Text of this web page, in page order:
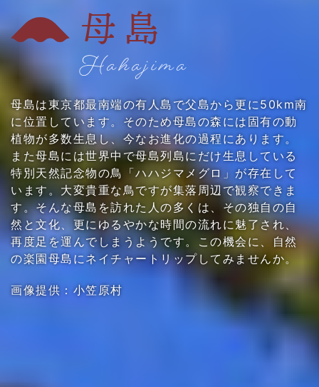
母島
Hahajima
母島は東京都最南端の有人島で父島から更に50km南
に位置しています。そのため母島の森には固有の動
植物が多数生息し、今なお進化の過程にあります。
また母島には世界中で母島列島にだけ生息している
特別天然記念物の鳥「ハハジマメグロ」が存在して
います。大変貴重な鳥ですが集落周辺で観察できま
す。そんな母島を訪れた人の多くは、その独自の自
然と文化、更にゆるやかな時間の流れに魅了され、
再度足を運んでしまうようです。この機会に、自然
の楽園母島にネイチャートリップしてみませんか。
画像提供：小笠原村